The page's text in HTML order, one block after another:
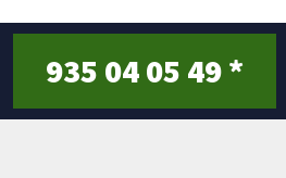
u
t
f
5
935 04 05 49 *